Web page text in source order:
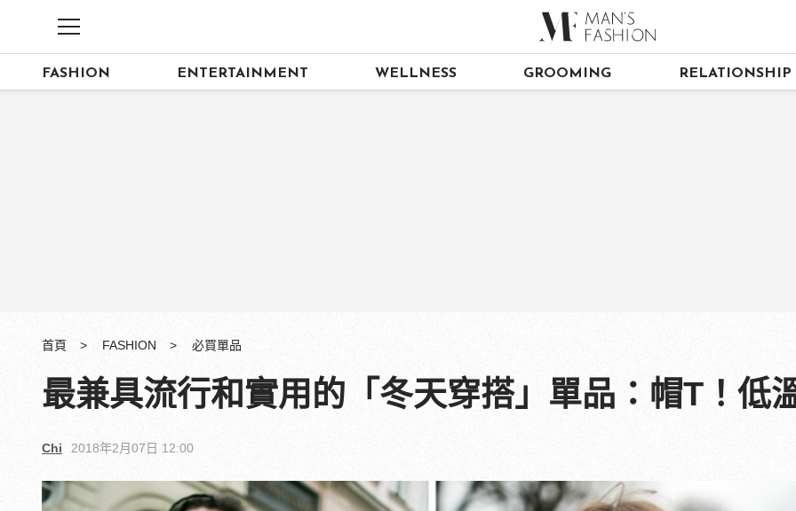
FASHION ENTERTAINMENT WELLNESS GROOMING RELATIONSHIP
首頁 FASHION 必買單品
最兼具流行和實用的「冬天穿搭」單品：帽T！低
Chi 2018年2月07日 12:00